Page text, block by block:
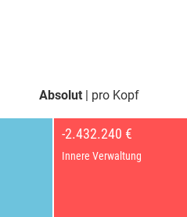
Absolut pro Kopf
-2.432.240 €
Innere Verwaltung